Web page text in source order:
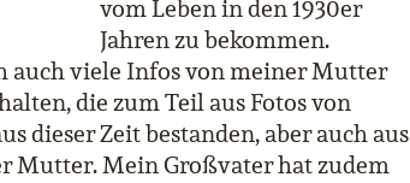
vom Leben in den 1930er
Jahren zu bekommen.
auch viele Infos von meiner Mutter
die zum Teil aus Fotos von
dieser Zeit bestanden, aber auch aus
Mutter. Mein Großvater hat zudem